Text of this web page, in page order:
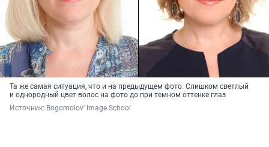
Та же самая ситуация, что и на предыдущем фото. Слишком светлый
и однородный цвет волос на фото до при темном оттенке глаз
Источник: Bogomolov' Image School